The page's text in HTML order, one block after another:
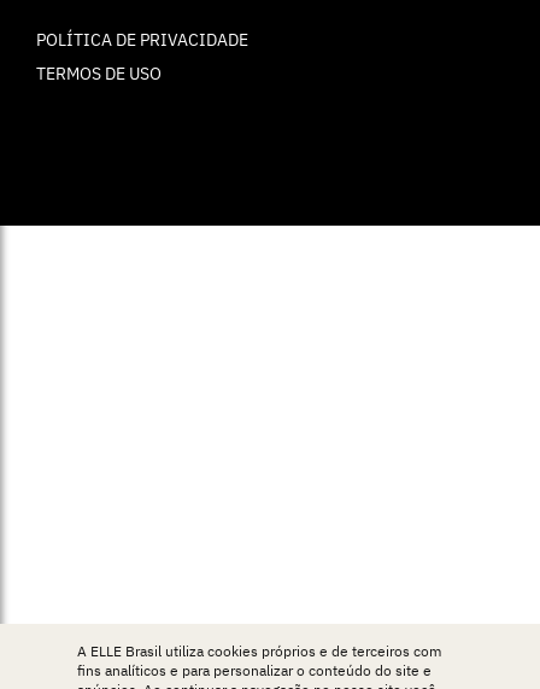
POLÍTICA DE PRIVACIDADE
TERMOS DE USO
A ELLE Brasil utiliza cookies próprios e de terceiros com
fins analíticos e para personalizar o conteúdo do site e